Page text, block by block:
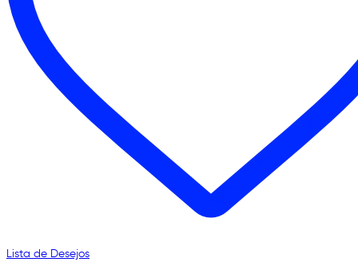
Lista de Desejos